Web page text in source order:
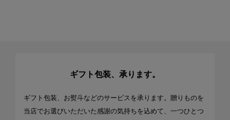
ギフト包装、承ります。
ギフト包装、お熨斗などのサービスを承ります。贈りものを
当店でお選びいただいた感謝の気持ちを込めて、一つひとつ